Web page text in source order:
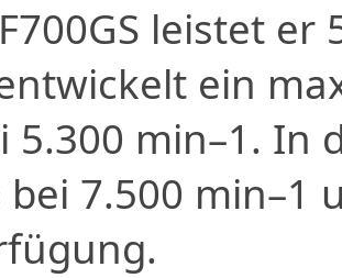
leistet er
ein
5.300 min–1. In
bei 7.500